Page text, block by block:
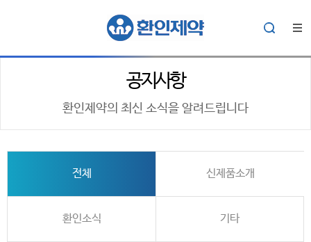
공지사항
환인제약의 최신 소식을 알려드립니다
전체 신제품소개
환인소식 기타